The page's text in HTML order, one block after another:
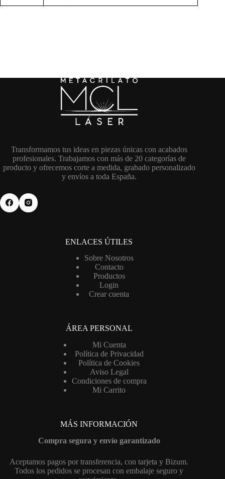
Transformamos tus ideas en piezas únicas con acabados
profesionales. Trabajamos con más de 20 categorías de
producto y ofrecemos corte a medida, grabado personalizado
y envíos a toda España.
ENLACES ÚTILES
Sobre Nosotros
Contacto
Productos
Login
Crear cuenta
ÁREA PERSONAL
Mi Cuenta
Política de Privacidad
Política de Cookies
Aviso Legal
Condiciones de compra
Mi Carrito
MÁS INFORMACIÓN
Compra segura y envío garantizado
Aceptamos pagos por transferencia, con tarjeta y Bizum.
Todos los pedidos se procesan con embalaje seguro y